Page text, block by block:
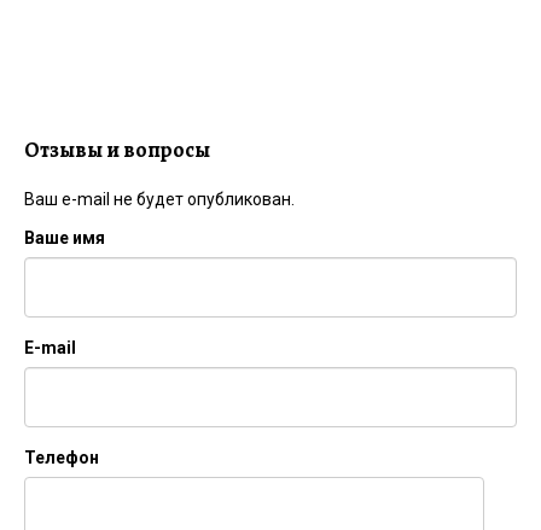
Отзывы и вопросы
Ваш e-mail не будет опубликован.
Ваше имя
E-mail
Телефон